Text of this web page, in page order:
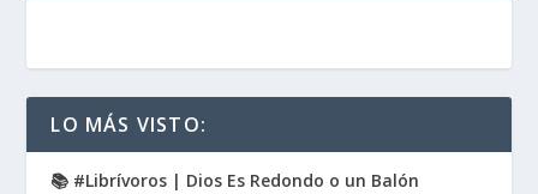
LO MÁS VISTO:
📚 #Librívoros | Dios Es Redondo o un Balón